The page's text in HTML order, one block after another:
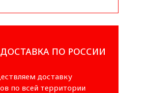
ДОСТАВКА ПО РОССИИ
доставку
по всей территории